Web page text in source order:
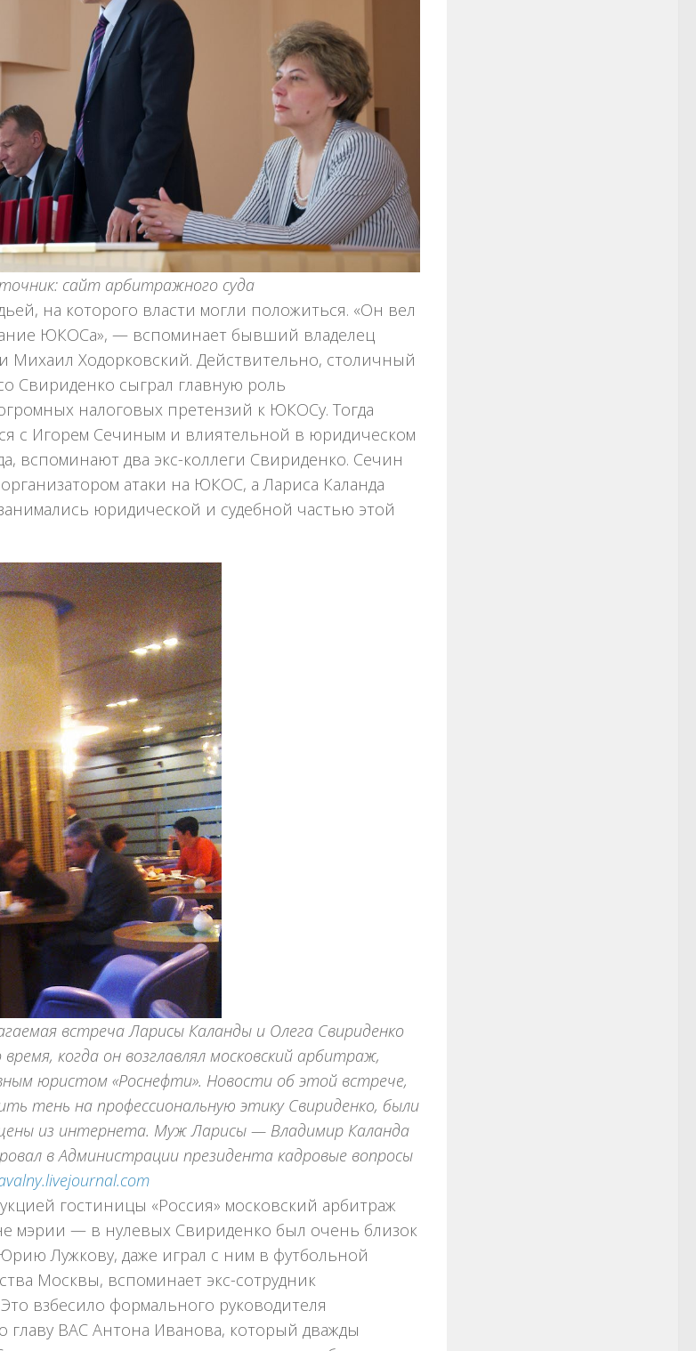
сайт арбитражного суда
на которого власти могли положиться. «Он вел
ЮКОСа», — вспоминает бывший владелец
Михаил Ходорковский. Действительно, столичный
Свириденко сыграл главную роль
налоговых претензий к ЮКОСу. Тогда
с Игорем Сечиным и влиятельной в юридическом
вспоминают два экс-коллеги Свириденко. Сечин
атаки на ЮКОС, а Лариса Каланда
юридической и судебной частью этой
встреча Ларисы Каланды и Олега Свириденко
когда он возглавлял московский арбитраж,
юристом «Роснефти». Новости об этой встрече,
тень на профессиональную этику Свириденко, были
из интернета. Муж Ларисы — Владимир Каланда
в Администрации президента кадровые вопросы
гостиницы «Россия» московский арбитраж
мэрии — в нулевых Свириденко был очень близок
Лужкову, даже играл с ним в футбольной
Москвы, вспоминает экс-сотрудник
взбесило формального руководителя
главу ВАС Антона Иванова, который дважды